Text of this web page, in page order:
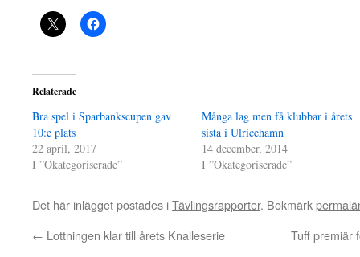
Relaterade
Bra spel i Sparbankscupen gav
10:e plats
22 april, 2017
I ”Okategoriserade”
Många lag men få klubbar i årets
sista i Ulricehamn
14 december, 2014
I ”Okategoriserade”
Det här inlägget postades iTävlingsrapporter. Bokmärk
← Lottningen klar till årets Knalleserie Tuff premiär